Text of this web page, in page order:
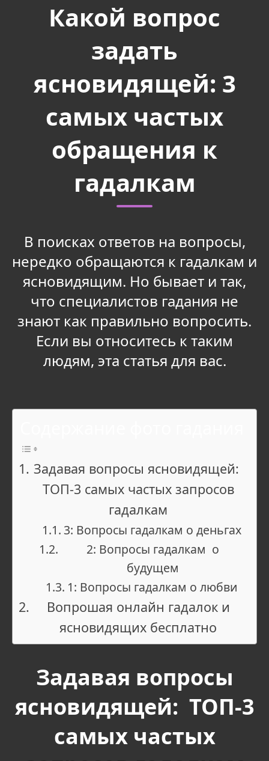
Какой вопрос
задать
ясновидящей: 3
самых частых
обращения к
гадалкам
В поисках ответов на вопросы,
нередко обращаются к гадалкам и
ясновидящим. Но бывает и так,
что специалистов гадания не
знают как правильно вопросить.
Если вы относитесь к таким
людям, эта статья для вас.
Задавая вопросы ясновидящей:
ТОП-3 самых частых запросов
гадалкам
3: Вопросы гадалкам о деньгах
2: Вопросы гадалкам о
будущем
1: Вопросы гадалкам о любви
Вопрошая онлайн гадалок и
ясновидящих бесплатно
Задавая вопросы
ясновидящей: ТОП-3
самых частых